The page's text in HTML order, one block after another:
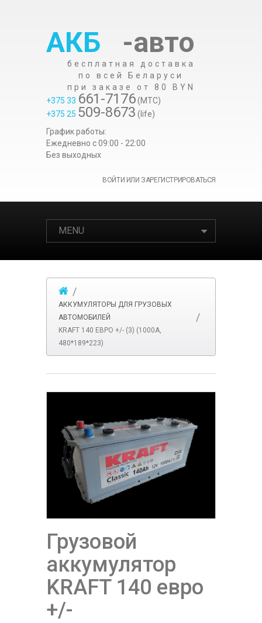
АКБ -авто
бесплатная доставка
по всей Беларуси
при заказе от 80 BYN
+375 33 661-7176(МТС)
+375 25 509-8673 (life)
График работы:
Ежедневно c 09:00 - 22:00
Без выходных
ВОЙТИ ИЛИ ЗАРЕГИСТРИРОВАТЬСЯ
MENU
АККУМУЛЯТОРЫ ДЛЯ ГРУЗОВЫХ
АВТОМОБИЛЕЙ
KRAFT 140 ЕВРО +/- (3) (1000A,
480*189*223)
Грузовой
аккумулятор
KRAFT 140 евро
+/-